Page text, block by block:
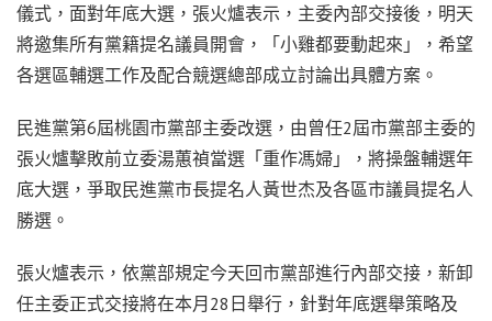
儀式，面對年底大選，張火爐表示，主委內部交接後，明天
將邀集所有黨籍提名議員開會，「小雞都要動起來」，希望
各選區輔選工作及配合競選總部成立討論出具體方案。
民進黨第6屆桃園市黨部主委改選，由曾任2屆市黨部主委的
張火爐擊敗前立委湯蕙禎當選「重作馮婦」，將操盤輔選年
底大選，爭取民進黨市長提名人黃世杰及各區市議員提名人
勝選。
張火爐表示，依黨部規定今天回市黨部進行內部交接，新卸
任主委正式交接將在本月28日舉行，針對年底選舉策略及